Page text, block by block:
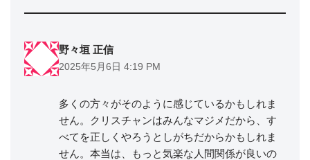
野々垣 正信
2025年5月6日 4:19 PM
多くの方々がそのように感じているかもしれま
せん。クリスチャンはみんなマジメだから、す
べてを正しくやろうとしがちだからかもしれま
せん。本当は、もっと気楽な人間関係が良いの